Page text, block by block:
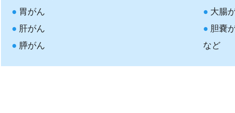
胃がん
大腸
肝がん
胆嚢
膵がん
など